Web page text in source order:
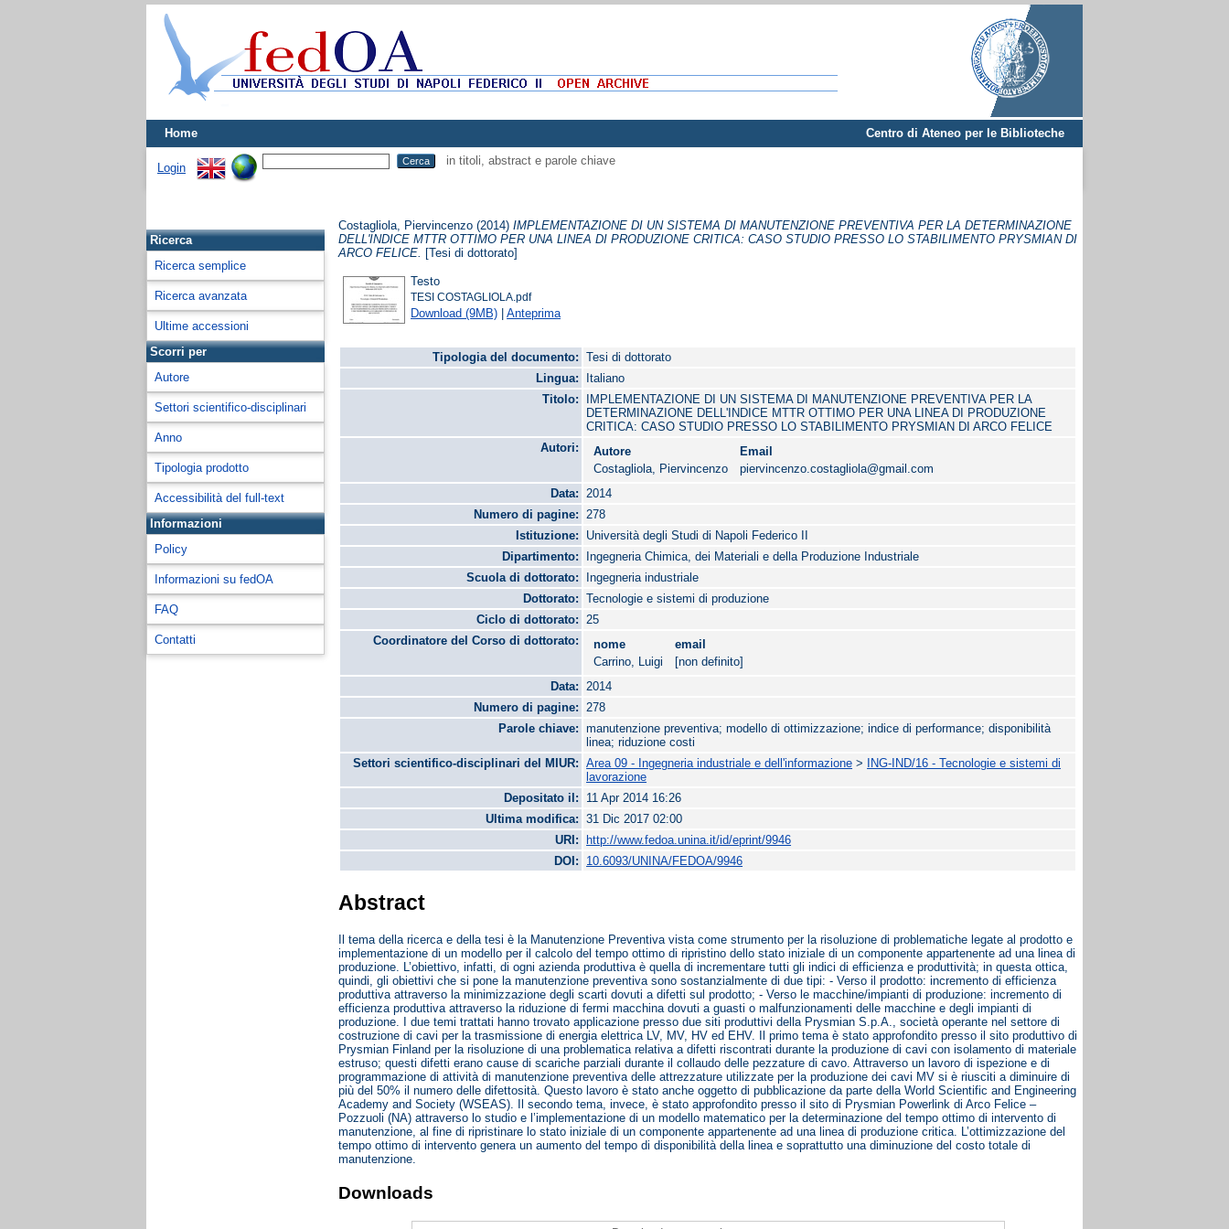
Home Centro di Ateneo per le Biblioteche
Login
in titoli, abstract e parole chiave
Ricerca
Ricerca semplice
Ricerca avanzata
Ultime accessioni
Scorri per
Autore
Settori scientifico-disciplinari
Anno
Tipologia prodotto
Accessibilità del full-text
Informazioni
Policy
Informazioni su fedOA
FAQ
Contatti
Costagliola, Piervincenzo (2014)IMPLEMENTAZIONE DI UN SISTEMA DI MANUTENZIONE PREVENTIVA PER LA DETERMINAZIONE
DELL'INDICE MTTR OTTIMO PER UNA LINEA DI PRODUZIONE CRITICA: CASO STUDIO PRESSO LO STABILIMENTO PRYSMIAN DI
ARCO FELICE.
[Tesi di dottorato]
Testo
TESI COSTAGLIOLA.pdf
Download (9MB) |Anteprima
Tipologia del documento:
Tesi di dottorato
Lingua:
Italiano
Titolo:
IMPLEMENTAZIONE DI UN SISTEMA DI MANUTENZIONE PREVENTIVA PER LA
DETERMINAZIONE DELL'INDICE MTTR OTTIMO PER UNA LINEA DI PRODUZIONE
CRITICA: CASO STUDIO PRESSO LO STABILIMENTO PRYSMIAN DI ARCO FELICE
Autori:
Autore
Email
Costagliola, Piervincenzo
piervincenzo.costagliola@gmail.com
Data:
2014
Numero di pagine:
278
Istituzione:
Università degli Studi di Napoli Federico II
Dipartimento:
Ingegneria Chimica, dei Materiali e della Produzione Industriale
Scuola di dottorato:
Ingegneria industriale
Dottorato:
Tecnologie e sistemi di produzione
Ciclo di dottorato:
25
Coordinatore del Corso di dottorato:
nome
email
Carrino, Luigi
[non definito]
Data:
2014
Numero di pagine:
278
Parole chiave:
manutenzione preventiva; modello di ottimizzazione; indice di performance; disponibilità
linea; riduzione costi
Settori scientifico-disciplinari del MIUR:
Area 09 - Ingegneria industriale e dell'informazione >
ING-IND/16 - Tecnologie e sistemi di
lavorazione
Depositato il:
11 Apr 2014 16:26
Ultima modifica:
31 Dic 2017 02:00
URI:
http://www.fedoa.unina.it/id/eprint/9946
DOI:
10.6093/UNINA/FEDOA/9946
Abstract
Il tema della ricerca e della tesi è la Manutenzione Preventiva vista come strumento per la risoluzione di problematiche legate al prodotto e
implementazione di un modello per il calcolo del tempo ottimo di ripristino dello stato iniziale di un componente appartenente ad una linea di
produzione. L’obiettivo, infatti, di ogni azienda produttiva è quella di incrementare tutti gli indici di efficienza e produttività; in questa ottica,
quindi, gli obiettivi che si pone la manutenzione preventiva sono sostanzialmente di due tipi: - Verso il prodotto: incremento di efficienza
produttiva attraverso la minimizzazione degli scarti dovuti a difetti sul prodotto; - Verso le macchine/impianti di produzione: incremento di
efficienza produttiva attraverso la riduzione di fermi macchina dovuti a guasti o malfunzionamenti delle macchine e degli impianti di
produzione. I due temi trattati hanno trovato applicazione presso due siti produttivi della Prysmian S.p.A., società operante nel settore di
costruzione di cavi per la trasmissione di energia elettrica LV, MV, HV ed EHV. Il primo tema è stato approfondito presso il sito produttivo di
Prysmian Finland per la risoluzione di una problematica relativa a difetti riscontrati durante la produzione di cavi con isolamento di materiale
estruso; questi difetti erano cause di scariche parziali durante il collaudo delle pezzature di cavo. Attraverso un lavoro di ispezione e di
programmazione di attività di manutenzione preventiva delle attrezzature utilizzate per la produzione dei cavi MV si è riusciti a diminuire di
più del 50% il numero delle difettosità. Questo lavoro è stato anche oggetto di pubblicazione da parte della World Scientific and Engineering
Academy and Society (WSEAS). Il secondo tema, invece, è stato approfondito presso il sito di Prysmian Powerlink di Arco Felice –
Pozzuoli (NA) attraverso lo studio e l’implementazione di un modello matematico per la determinazione del tempo ottimo di intervento di
manutenzione, al fine di ripristinare lo stato iniziale di un componente appartenente ad una linea di produzione critica. L’ottimizzazione del
tempo ottimo di intervento genera un aumento del tempo di disponibilità della linea e soprattutto una diminuzione del costo totale di
manutenzione.
Downloads